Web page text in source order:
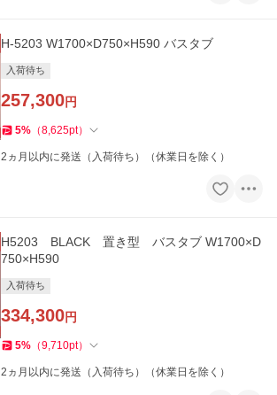
H-5203 W1700×D750×H590 バスタブ
入荷待ち
257,300円
5% （8,625pt）
2ヵ月以内に発送（入荷待ち）（休業日を除く）
H5203 BLACK 置き型 バスタブ W1700×D
750×H590
入荷待ち
334,300円
5% （9,710pt）
2ヵ月以内に発送（入荷待ち）（休業日を除く）